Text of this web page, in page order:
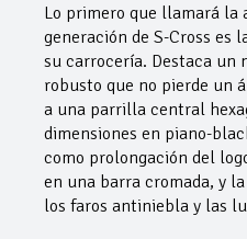
Lo primero que llamará la
generación de S-Cross es
su carrocería. Destaca un
robusto que no pierde un
a una parrilla central
dimensiones en piano-
como prolongación del
en una barra cromada, y
los faros antiniebla y las